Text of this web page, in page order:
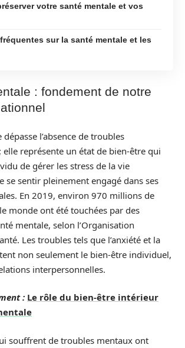
votre santé mentale et vos
sur la santé mentale et les
: fondement de notre
l’absence de troubles
elle représente un état de bien-être qui
de gérer les stress de la vie
se sentir pleinement engagé dans ses
En 2019, environ 970 millions de
monde ont été touchées par des
mentale, selon l’Organisation
Les troubles tels que l’anxiété et la
non seulement le bien-être individuel,
interpersonnelles.
: Le rôle du bien-être intérieur
souffrent de troubles mentaux ont